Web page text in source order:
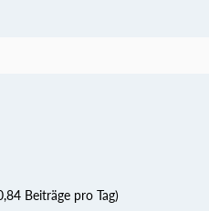
Beiträge pro Tag)